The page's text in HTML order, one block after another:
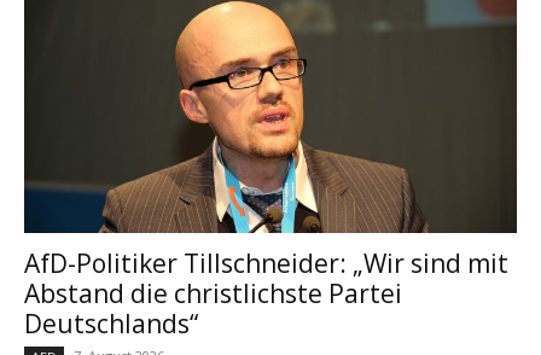
AfD-Politiker Tillschneider: „Wir sind mit
Abstand die christlichste Partei
Deutschlands“